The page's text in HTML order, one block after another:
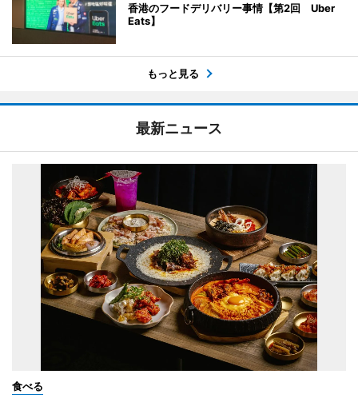
香港のフードデリバリー事情【第2回 Uber
Eats】
もっと見る
最新ニュース
食べる